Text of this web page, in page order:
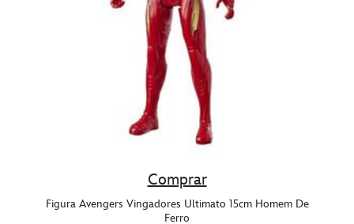
Comprar
Figura Avengers Vingadores Ultimato 15cm Homem De
Ferro